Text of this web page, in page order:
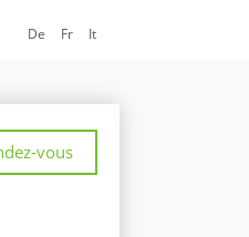
De Fr It
vous